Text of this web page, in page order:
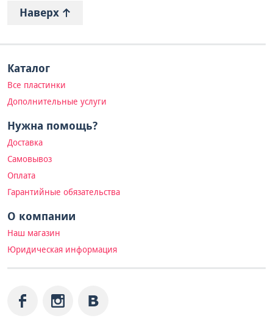
Наверх
Каталог
Все пластинки
Дополнительные услуги
Нужна помощь?
Доставка
Самовывоз
Оплата
Гарантийные обязательства
О компании
Наш магазин
Юридическая информация